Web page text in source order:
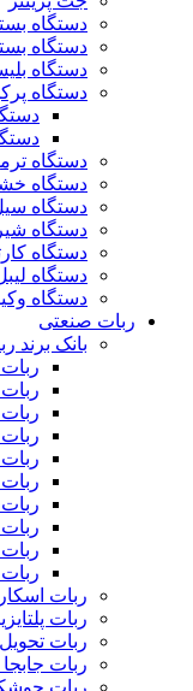
دستگاه
دستگاه
دستگاه
دستگاه
دستگاه
دستگاه
دستگاه
دستگاه
دستگاه
دستگاه
دستگاه
ربات صنعتی
بانک برند
ربات ABB
ربات Durr
ربات Epson
ربات FANUC
ربات Kawasaki
ربات KUKA
ربات Mitsubishi
ربات Omron
ربات Pudu
ربات Yaskawa
ربات اسکارا
ربات
ربات
ربات جابجا